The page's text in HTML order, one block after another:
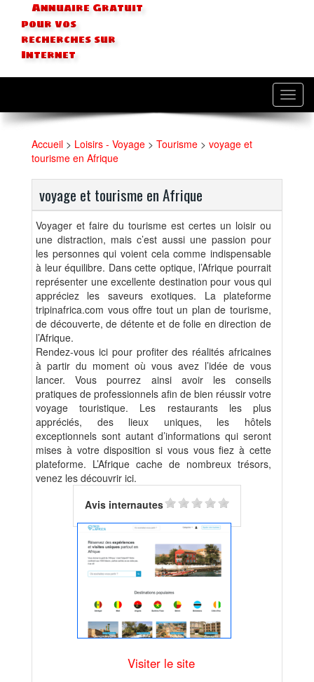
Annuaire Gratuit
pour vos
recherches sur
Internet
Accueil > Loisirs - Voyage > Tourisme > voyage et
tourisme en Afrique
voyage et tourisme en Afrique
Voyager et faire du tourisme est certes un loisir ou
une distraction, mais c’est aussi une passion pour
les personnes qui voient cela comme indispensable
à leur équilibre. Dans cette optique, l’Afrique pourrait
représenter une excellente destination pour vous qui
appréciez les saveurs exotiques. La plateforme
tripinafrica.com vous offre tout un plan de tourisme,
de découverte, de détente et de folie en direction de
l’Afrique.
Rendez-vous ici pour profiter des réalités africaines
à partir du moment où vous avez l’idée de vous
lancer. Vous pourrez ainsi avoir les conseils
pratiques de professionnels afin de bien réussir votre
voyage touristique. Les restaurants les plus
appréciés, des lieux uniques, les hôtels
exceptionnels sont autant d’informations qui seront
mises à votre disposition si vous vous fiez à cette
plateforme. L’Afrique cache de nombreux trésors,
venez les découvrir ici.
Avis internautes
Visiter le site